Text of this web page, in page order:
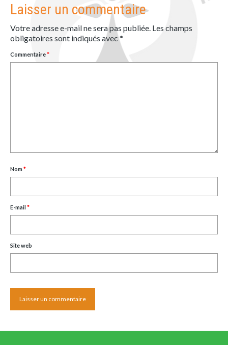
Laisser un commentaire
Votre adresse e-mail ne sera pas publiée. Les champs
obligatoires sont indiqués avec*
Commentaire*
Nom*
E-mail*
Site web